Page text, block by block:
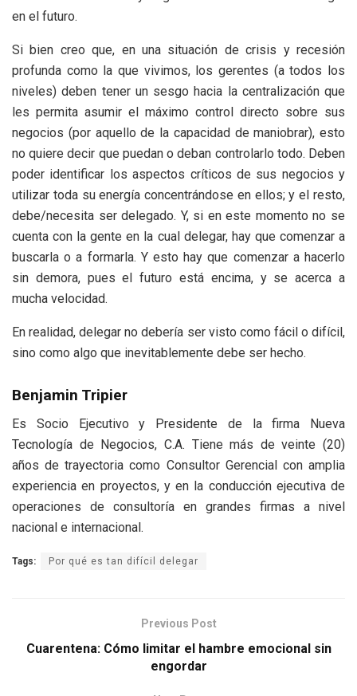
en el futuro.
Si bien creo que, en una situación de crisis y recesión
profunda como la que vivimos, los gerentes (a todos los
niveles) deben tener un sesgo hacia la centralización que
les permita asumir el máximo control directo sobre sus
negocios (por aquello de la capacidad de maniobrar), esto
no quiere decir que puedan o deban controlarlo todo. Deben
poder identificar los aspectos críticos de sus negocios y
utilizar toda su energía concentrándose en ellos; y el resto,
debe/necesita ser delegado. Y, si en este momento no se
cuenta con la gente en la cual delegar, hay que comenzar a
buscarla o a formarla. Y esto hay que comenzar a hacerlo
sin demora, pues el futuro está encima, y se acerca a
mucha velocidad.
En realidad, delegar no debería ser visto como fácil o difícil,
sino como algo que inevitablemente debe ser hecho.
Benjamin Tripier
Es Socio Ejecutivo y Presidente de la firma Nueva
Tecnología de Negocios, C.A. Tiene más de veinte (20)
años de trayectoria como Consultor Gerencial con amplia
experiencia en proyectos, y en la conducción ejecutiva de
operaciones de consultoría en grandes firmas a nivel
nacional e internacional.
Tags: Por qué es tan difícil delegar
Previous Post
Cuarentena: Cómo limitar el hambre emocional sin
engordar